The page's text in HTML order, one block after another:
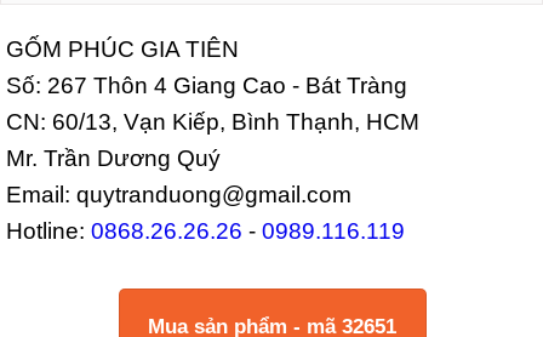
GỐM PHÚC GIA TIÊN
Số: 267 Thôn 4 Giang Cao - Bát Tràng
CN: 60/13, Vạn Kiếp, Bình Thạnh, HCM
Mr. Trần Dương Quý
Email: quytranduong@gmail.com
Hotline: 0868.26.26.26 - 0989.116.119
Mua sản phẩm - mã 32651